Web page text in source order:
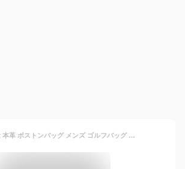
TIDING 軽量 本革 ボストンバッグ メンズ ゴルフバッグ トラベルバッグ 2WAY ナッパレザー 牛革 1泊 2泊 旅行鞄 大容量 ブラック【日本会社正規品】